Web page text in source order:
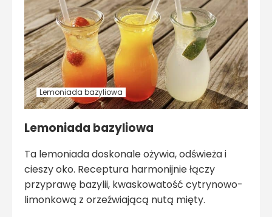
Lemoniada bazyliowa
Lemoniada bazyliowa
Ta lemoniada doskonale ożywia, odświeża i
cieszy oko. Receptura harmonijnie łączy
przyprawę bazylii, kwaskowatość cytrynowo-
limonkową z orzeźwiającą nutą mięty.